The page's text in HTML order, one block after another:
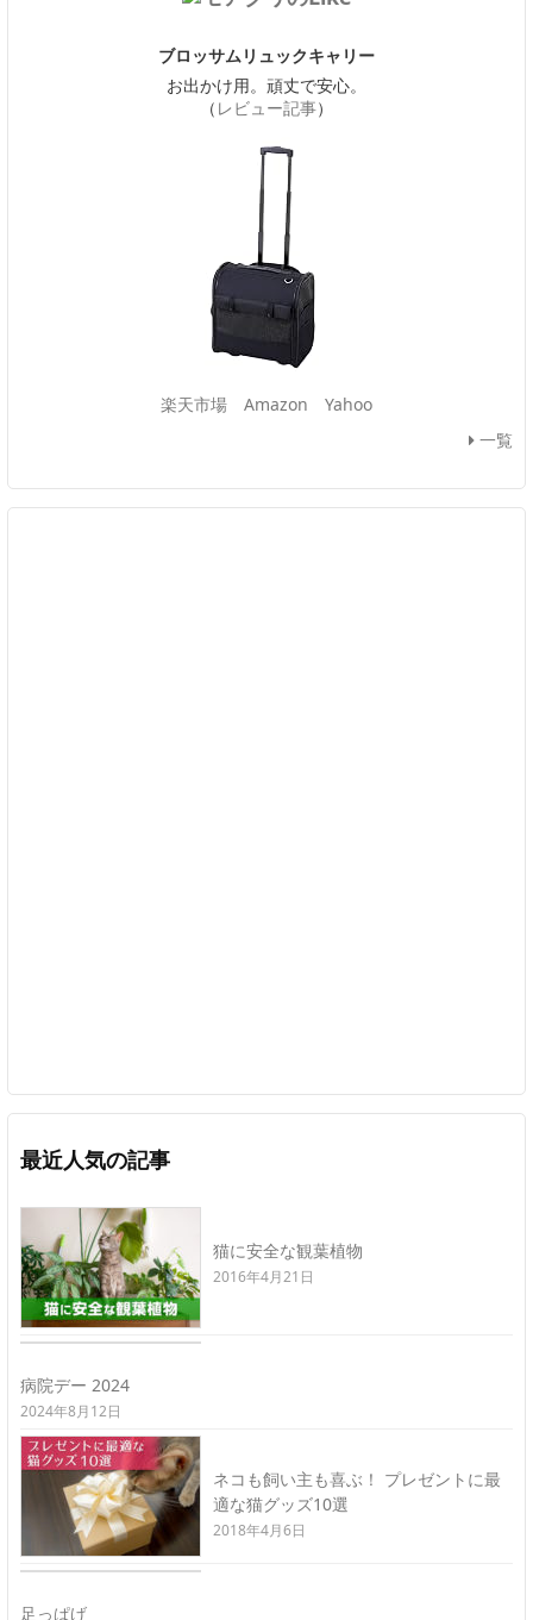
ブロッサムリュックキャリー
お出かけ用。頑丈で安心。
（ レビュー記事）
楽天市場 Amazon
Yahoo
一覧
最近人気の記事
猫に安全な観葉植物
2016年4月21日
病院デー 2024
2024年8月12日
ネコも飼い主も喜ぶ！ プレゼントに最
適な猫グッズ10選
2018年4月6日
足っぱげ